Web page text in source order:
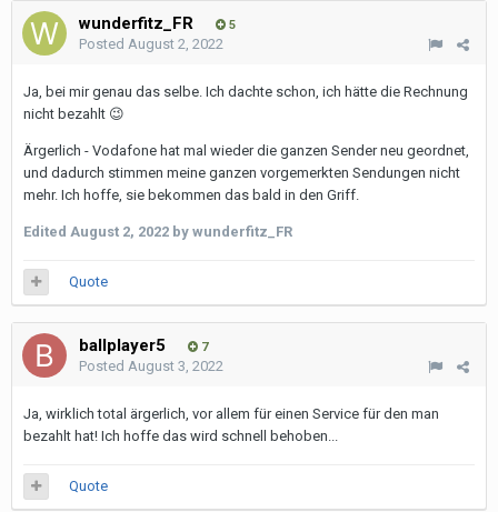
wunderfitz_FR 5
Posted August 2, 2022
Ja, bei mir genau das selbe. Ich dachte schon, ich hätte die Rechnung
nicht bezahlt 😉
Ärgerlich - Vodafone hat mal wieder die ganzen Sender neu geordnet,
und dadurch stimmen meine ganzen vorgemerkten Sendungen nicht
mehr. Ich hoffe, sie bekommen das bald in den Griff.
Edited August 2, 2022 by wunderfitz_FR
Quote
ballplayer5 7
Posted August 3, 2022
Ja, wirklich total ärgerlich, vor allem für einen Service für den man
bezahlt hat! Ich hoffe das wird schnell behoben...
Quote